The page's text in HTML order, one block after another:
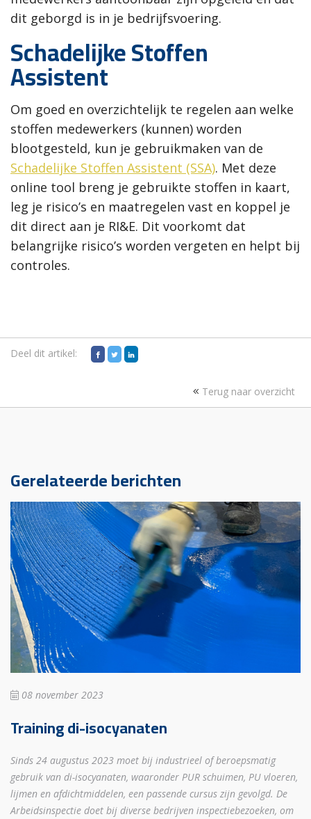
dit geborgd is in je bedrijfsvoering.
Schadelijke Stoffen
Assistent
Om goed en overzichtelijk te regelen aan welke
stoffen medewerkers (kunnen) worden
blootgesteld, kun je gebruikmaken van de
Schadelijke Stoffen Assistent (SSA). Met deze
online tool breng je gebruikte stoffen in kaart,
leg je risico’s en maatregelen vast en koppel je
dit direct aan je RI&E. Dit voorkomt dat
belangrijke risico’s worden vergeten en helpt bij
controles.
Deel dit artikel:
Terug naar overzicht
Gerelateerde berichten
08 november 2023
Training di-isocyanaten
Sinds 24 augustus 2023 moet bij industrieel of beroepsmatig
gebruik van di-isocyanaten, waaronder PUR schuimen, PU vloeren,
lijmen en afdichtmiddelen, een passende cursus zijn gevolgd. De
Arbeidsinspectie doet bij diverse bedrijven inspectiebezoeken, om